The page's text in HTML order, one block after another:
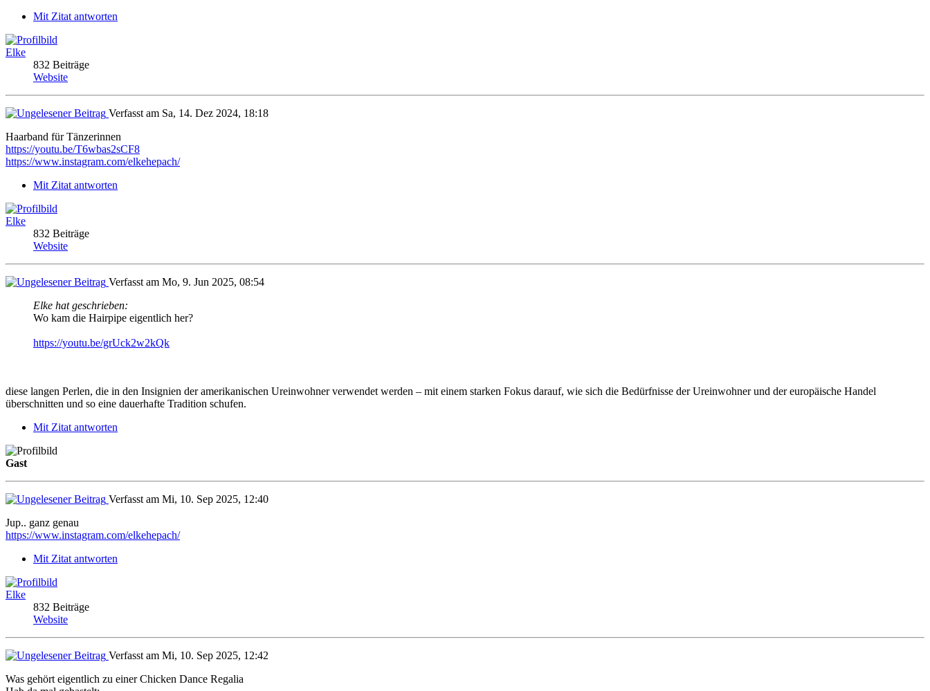
Mit Zitat antworten
Elke
832 Beiträge
Website
Verfasst am Sa, 14. Dez 2024, 18:18
Haarband für Tänzerinnen
https://youtu.be/T6wbas2sCF8
https://www.instagram.com/elkehepach/
Mit Zitat antworten
Elke
832 Beiträge
Website
Verfasst am Mo, 9. Jun 2025, 08:54
Elke hat geschrieben:
Wo kam die Hairpipe eigentlich her?
https://youtu.be/grUck2w2kQk
diese langen Perlen, die in den Insignien der amerikanischen Ureinwohner verwendet werden – mit einem starken Fokus darauf, wie sich die Bedürfnisse der Ureinwohner und der europäische Handel
überschnitten und so eine dauerhafte Tradition schufen.
Mit Zitat antworten
Gast
Verfasst am Mi, 10. Sep 2025, 12:40
Jup.. ganz genau
https://www.instagram.com/elkehepach/
Mit Zitat antworten
Elke
832 Beiträge
Website
Verfasst am Mi, 10. Sep 2025, 12:42
Was gehört eigentlich zu einer Chicken Dance Regalia